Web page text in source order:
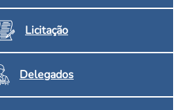
Licitação
Delegados